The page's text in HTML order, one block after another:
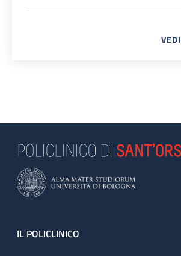
Footer
IL POLICLINICO